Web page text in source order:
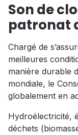
Son de
patronat
Chargé de
meilleures
manière durable
mondiale, le
globalement en
Hydroélectricité,
déchets